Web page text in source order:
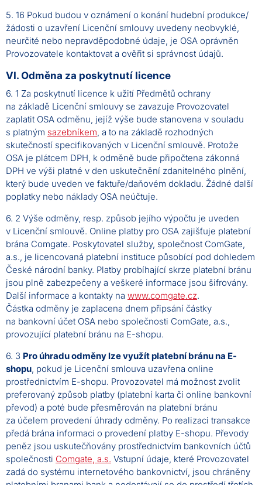
5. 16 Pokud budou v oznámení o konání hudební produkce/
žádosti o uzavření Licenční smlouvy uvedeny neobvyklé,
neurčité nebo nepravděpodobné údaje, je OSA oprávněn
Provozovatele kontaktovat a ověřit si správnost údajů.
VI. Odměna za poskytnutí licence
6. 1 Za poskytnutí licence k užití Předmětů ochrany
na základě Licenční smlouvy se zavazuje Provozovatel
zaplatit OSA odměnu, jejíž výše bude stanovena v souladu
s platným sazebníkem, a to na základě rozhodných
skutečností specifikovaných v Licenční smlouvě. Protože
OSA je plátcem DPH, k odměně bude připočtena zákonná
DPH ve výši platné v den uskutečnění zdanitelného plnění,
který bude uveden ve faktuře/daňovém dokladu. Žádné další
poplatky nebo náklady OSA neúčtuje.
6. 2 Výše odměny, resp. způsob jejího výpočtu je uveden
v Licenční smlouvě. Online platby pro OSA zajišťuje platební
brána Comgate. Poskytovatel služby, společnost ComGate,
a.s., je licencovaná platební instituce působící pod dohledem
České národní banky. Platby probíhající skrze platební bránu
jsou plně zabezpečeny a veškeré informace jsou šifrovány.
Další informace a kontakty na www.comgate.cz.
Částka odměny je zaplacena dnem připsání částky
na bankovní účet OSA nebo společnosti ComGate, a.s.,
provozující platební bránu na E-shopu.
6. 3 Pro úhradu odměny lze využít platební bránu na E-
shopu, pokud je Licenční smlouva uzavřena online
prostřednictvím E-shopu. Provozovatel má možnost zvolit
preferovaný způsob platby (platební karta či online bankovní
převod) a poté bude přesměrován na platební bránu
za účelem provedení úhrady odměny. Po realizaci transakce
předá brána informaci o provedení platby E-shopu. Převody
peněz jsou uskutečňovány prostřednictvím bankovních účtů
společnosti Comgate, a.s. Vstupní údaje, které Provozovatel
zadá do systému internetového bankovnictví, jsou chráněny